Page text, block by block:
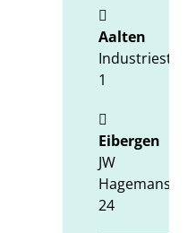
Aalten
1
Eibergen
JW
24